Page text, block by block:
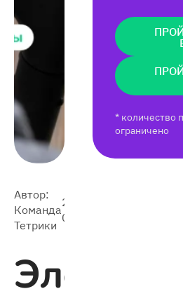
Автор:
Команда
Тетрики
2024-
05-30
* количество
ограничено